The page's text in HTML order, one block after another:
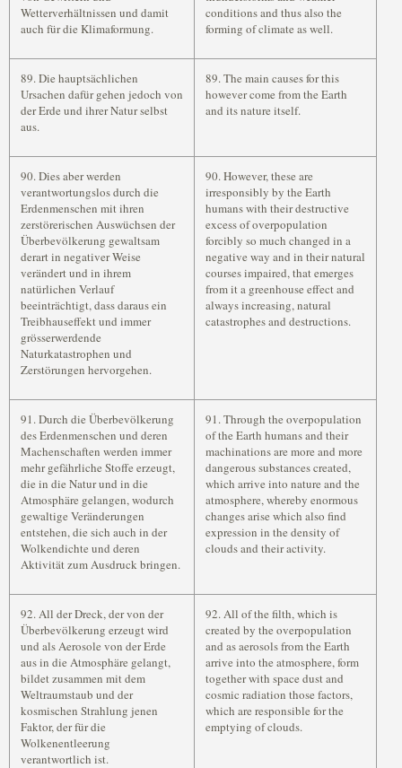
Wetterverhältnissen und damit
auch für die Klimaformung.
conditions and thus also the
forming of climate as well.
89. Die hauptsächlichen
Ursachen dafür gehen jedoch von
der Erde und ihrer Natur selbst
aus.
89. The main causes for this
however come from the Earth
and its nature itself.
90. Dies aber werden
verantwortungslos durch die
Erdenmenschen mit ihren
zerstörerischen Auswüchsen der
Überbevölkerung gewaltsam
derart in negativer Weise
verändert und in ihrem
natürlichen Verlauf
beeinträchtigt, dass daraus ein
Treibhauseffekt und immer
grösserwerdende
Naturkatastrophen und
Zerstörungen hervorgehen.
90. However, these are
irresponsibly by the Earth
humans with their destructive
excess of overpopulation
forcibly so much changed in a
negative way and in their natural
courses impaired, that emerges
from it a greenhouse effect and
always increasing, natural
catastrophes and destructions.
91. Durch die Überbevölkerung
des Erdenmenschen und deren
Machenschaften werden immer
mehr gefährliche Stoffe erzeugt,
die in die Natur und in die
Atmosphäre gelangen, wodurch
gewaltige Veränderungen
entstehen, die sich auch in der
Wolkendichte und deren
Aktivität zum Ausdruck bringen.
91. Through the overpopulation
of the Earth humans and their
machinations are more and more
dangerous substances created,
which arrive into nature and the
atmosphere, whereby enormous
changes arise which also find
expression in the density of
clouds and their activity.
92. All der Dreck, der von der
Überbevölkerung erzeugt wird
und als Aerosole von der Erde
aus in die Atmosphäre gelangt,
bildet zusammen mit dem
Weltraumstaub und der
kosmischen Strahlung jenen
Faktor, der für die
Wolkenentleerung
verantwortlich ist.
92. All of the filth, which is
created by the overpopulation
and as aerosols from the Earth
arrive into the atmosphere, form
together with space dust and
cosmic radiation those factors,
which are responsible for the
emptying of clouds.